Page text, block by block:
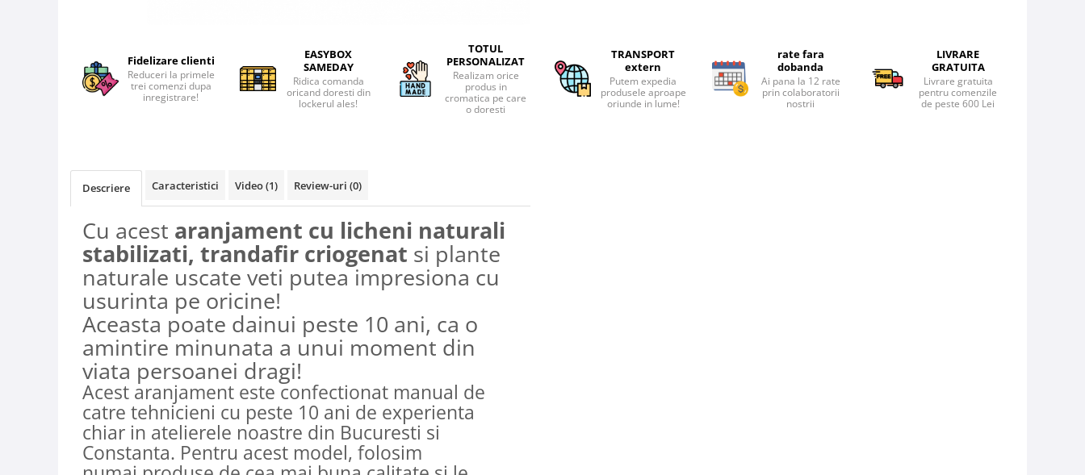
Fidelizare clienti
Reduceri la primele
trei comenzi dupa
inregistrare!
EASYBOX
SAMEDAY
Ridica comanda
oricand doresti din
lockerul ales!
TOTUL
PERSONALIZAT
Realizam orice
produs in
cromatica pe care
o doresti
TRANSPORT
extern
Putem expedia
produsele aproape
oriunde in lume!
rate fara
dobanda
Ai pana la 12 rate
prin colaboratorii
nostrii
LIVRARE
GRATUITA
Livrare gratuita
pentru comenzile
de peste 600 Lei
Descriere Caracteristici Video(1) Review-uri (0)
Cu acest aranjament cu licheni naturali
stabilizati, trandafir criogenat si plante
naturale uscate veti putea impresiona cu
usurinta pe oricine!
Aceasta poate dainui peste 10 ani, ca o
amintire minunata a unui moment din
viata persoanei dragi!
Acest aranjament este confectionat manual de
catre tehnicieni cu peste 10 ani de experienta
chiar in atelierele noastre din Bucuresti si
Constanta. Pentru acest model, folosim